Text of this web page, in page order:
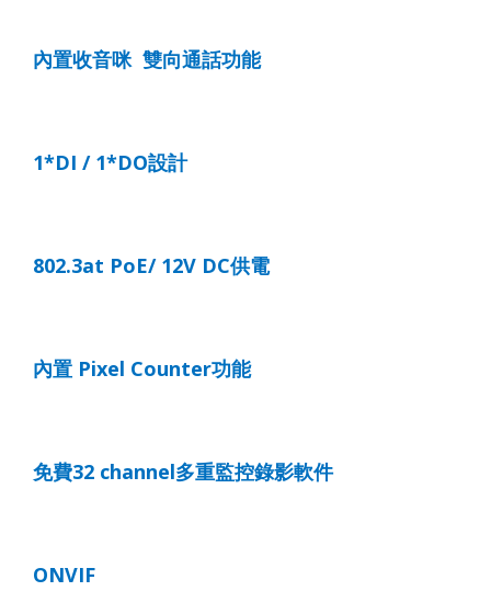
內置收音咪 雙向通話功能
1*DI / 1*DO設計
802.3at PoE/ 12V DC供電
內置 Pixel Counter功能
免費32 channel多重監控錄影軟件
ONVIF